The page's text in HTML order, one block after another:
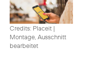
Credits: Placeit |
Montage, Ausschnitt
bearbeitet